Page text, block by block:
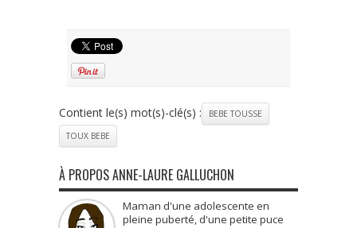
Contient le(s) mot(s)-clé(s) :
BEBE TOUSSE
TOUX BEBE
À PROPOS ANNE-LAURE GALLUCHON
Maman d'une adolescente en
pleine puberté, d'une petite puce